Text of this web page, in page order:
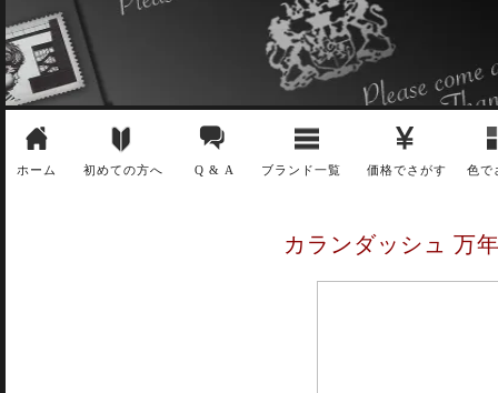
ホーム 初めての方へ Q & A ブランド一覧 価格でさがす 色で
カランダッシュ 万